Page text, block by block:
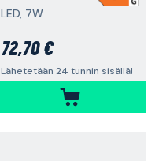
LED, 7W
72,70 €
Lähetetään 24 tunnin sisällä!